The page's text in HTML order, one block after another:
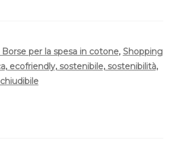
Borse per la spesa in cotone, Shopping
ecofriendly, sostenibile, sostenibilità,